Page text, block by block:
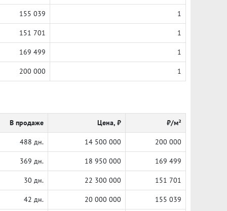
155 039 1
151 701 1
169 499 1
200 000 1
В продаже Цена, ₽ ₽/м²
488 дн. 14 500 000 200 000
369 дн. 18 950 000 169 499
30 дн. 22 300 000 151 701
42 дн. 20 000 000 155 039